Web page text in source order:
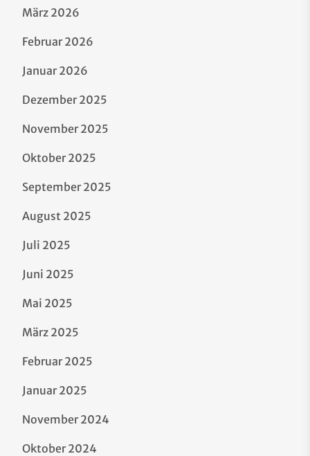
März 2026
Februar 2026
Januar 2026
Dezember 2025
November 2025
Oktober 2025
September 2025
August 2025
Juli 2025
Juni 2025
Mai 2025
März 2025
Februar 2025
Januar 2025
November 2024
Oktober 2024